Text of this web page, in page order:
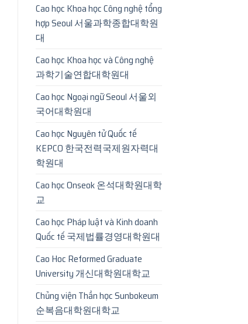
Cao học Khoa học Công nghệ tổng
hợp Seoul 서울과학종합대학원
대
Cao học Khoa học và Công nghệ
과학기술연합대학원대
Cao học Ngoại ngữ Seoul 서울외
국어대학원대
Cao học Nguyên tử Quốc tế
KEPCO 한국전력국제원자력대
학원대
Cao học Onseok 온석대학원대학
교
Cao học Pháp luật và Kinh doanh
Quốc tế 국제법률경영대학원대
Cao Hoc Reformed Graduate
University 개신대학원대학교
Chủng viện Thần học Sunbokeum
순복음대학원대학교